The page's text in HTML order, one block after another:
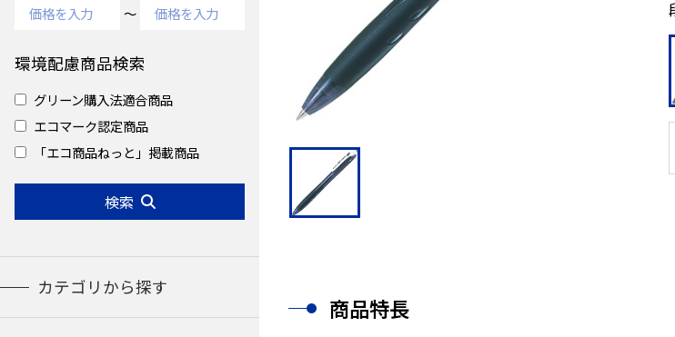
商品特長
～
環境配慮商品検索
グリーン購入法適合商品
エコマーク認定商品
「エコ商品ねっと」掲載商品
検索
カテゴリから探す